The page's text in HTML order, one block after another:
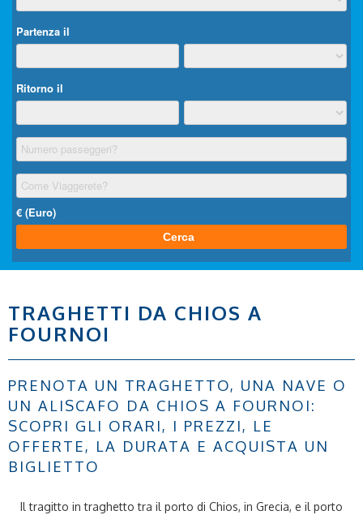
TRAGHETTI DA CHIOS A
FOURNOI
PRENOTA UN TRAGHETTO, UNA NAVE O
UN ALISCAFO DA CHIOS A FOURNOI:
SCOPRI GLI ORARI, I PREZZI, LE
OFFERTE, LA DURATA E ACQUISTA UN
BIGLIETTO
Il tragitto in traghetto tra il porto di Chios, in Grecia, e il porto